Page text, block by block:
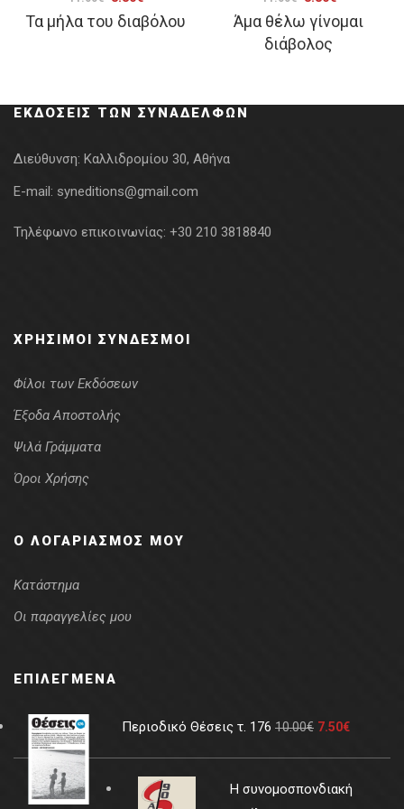
Τα μήλα του διαβόλου
priceτρέχουσα
Άμα θέλω γίνομαι
διάβολος
price
was:
τρέχουσα
ΕΚΔΌΣΕΙΣ ΤΩΝ ΣΥΝΑΔΈΛΦΩΝ
Διεύθυνση: Καλλιδρομίου 30, Αθήνα
E-mail: syneditions@gmail.com
Τηλέφωνο επικοινωνίας: +30 210 3818840
ΧΡΉΣΙΜΟΙ ΣΎΝΔΕΣΜΟΙ
Φίλοι των Εκδόσεων
Έξοδα Αποστολής
Ψιλά Γράμματα
Όροι Χρήσης
Ο ΛΟΓΑΡΙΑΣΜΌΣ ΜΟΥ
Κατάστημα
Οι παραγγελίες μου
ΕΠΙΛΕΓΜΈΝΑ
Περιοδικό Θέσεις τ. 176 10.00€ 7.50€
Η συνομοσπονδιακή